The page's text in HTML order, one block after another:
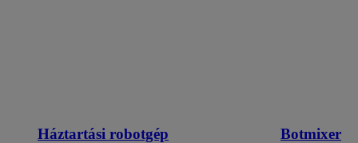
Háztartási robotgép Botmixer